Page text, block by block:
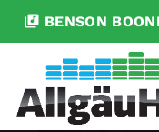
library_music BENSON